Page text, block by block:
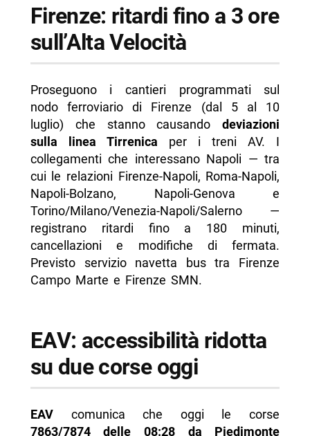
Firenze: ritardi fino a 3 ore
sull’Alta Velocità
Proseguono i cantieri programmati sul
nodo ferroviario di Firenze (dal 5 al 10
luglio) che stanno causandodeviazioni
sulla linea Tirrenica per i treni AV. I
collegamenti che interessano Napoli — tra
cui le relazioni Firenze-Napoli, Roma-Napoli,
Napoli-Bolzano, Napoli-Genova e
Torino/Milano/Venezia-Napoli/Salerno —
registrano ritardi fino a 180 minuti,
cancellazioni e modifiche di fermata.
Previsto servizio navetta bus tra Firenze
Campo Marte e Firenze SMN.
EAV: accessibilità ridotta
su due corse oggi
EAVcomunica che oggi le corse
7863/7874 delle 08:28 da Piedimonte